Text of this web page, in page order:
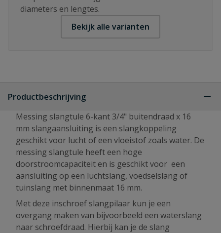
diameters en lengtes.
Bekijk alle varianten
Productbeschrijving
Messing slangtule 6-kant 3/4" buitendraad x 16
mm slangaansluiting is een slangkoppeling
geschikt voor lucht of een vloeistof zoals water. De
messing slangtule heeft een hoge
doorstroomcapaciteit en is geschikt voor een
aansluiting op een luchtslang, voedselslang of
tuinslang met binnenmaat 16 mm.
Met deze inschroef slangpilaar kun je een
overgang maken van bijvoorbeeld een waterslang
naar schroefdraad. Hierbij kan je de slang